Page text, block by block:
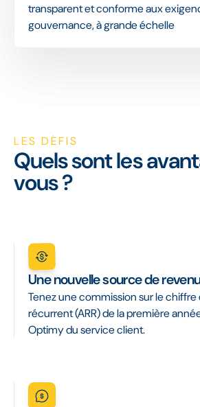
transparent et conforme aux
gouvernance, à grande échelle
LES DÉFIS
Quels sont les
vous ?
Une nouvelle source de
Tenez une commission sur le
récurrent (ARR) de la première
Optimy du service client.